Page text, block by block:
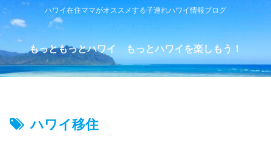
ハワイ在住ママがオススメする子連れハワイ情報ブログ
もっともっとハワイ もっとハワイを楽しもう！
ハワイ移住